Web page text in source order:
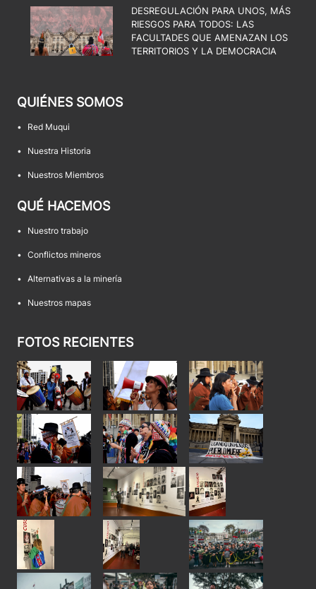
DESREGULACIÓN PARA UNOS, MÁS
RIESGOS PARA TODOS: LAS
FACULTADES QUE AMENAZAN LOS
TERRITORIOS Y LA DEMOCRACIA
QUIÉNES SOMOS
• Red Muqui
• Nuestra Historia
• Nuestros Miembros
QUÉ HACEMOS
• Nuestro trabajo
• Conflictos mineros
• Alternativas a la minería
• Nuestros mapas
FOTOS RECIENTES